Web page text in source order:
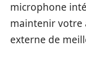
microphone
maintenir votre
externe de